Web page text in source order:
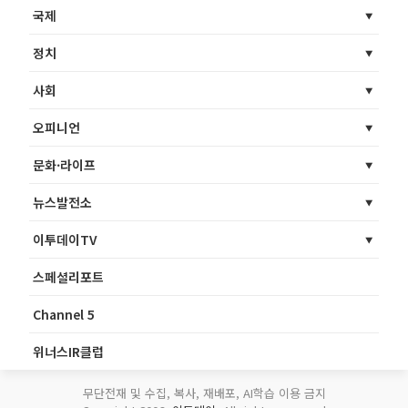
국제
정치
사회
오피니언
문화·라이프
뉴스발전소
이투데이TV
스페셜리포트
Channel 5
위너스IR클럽
무단전재 및 수집, 복사, 재배포, AI학습 이용 금지